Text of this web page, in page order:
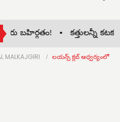
బహిర్గతం! • కత్తులన్నీ
MALKAJGIRI లయన్స్ క్లబ్ ఆధ్వర్యంలో